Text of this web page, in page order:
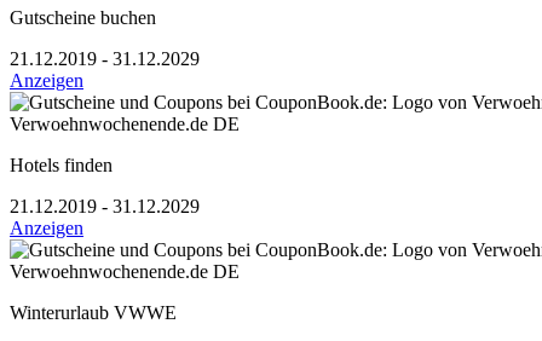
Gutscheine buchen
21.12.2019 - 31.12.2029
Anzeigen
Verwoehnwochenende.de DE
Hotels finden
21.12.2019 - 31.12.2029
Anzeigen
Verwoehnwochenende.de DE
Winterurlaub VWWE